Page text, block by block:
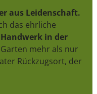
aus Leidenschaft.
das ehrliche
Handwerk in der
mehr als nur
Rückzugsort, der